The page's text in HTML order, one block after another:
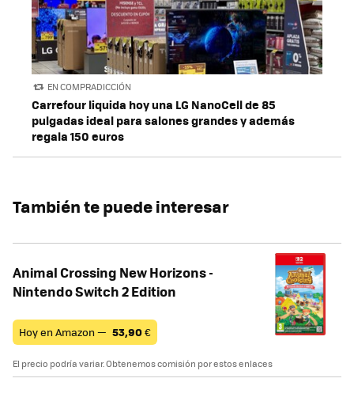
EN COMPRADICCIÓN
Carrefour liquida hoy una LG NanoCell de 85
pulgadas ideal para salones grandes y además
regala 150 euros
También te puede interesar
Animal Crossing New Horizons -
Nintendo Switch 2 Edition
Hoy en Amazon — 53,90€
El precio podría variar. Obtenemos comisión por estos enlaces